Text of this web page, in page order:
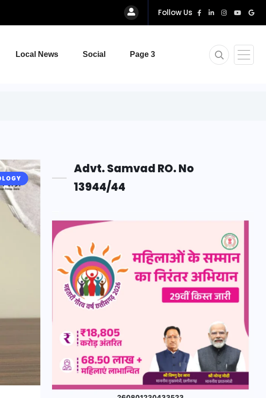
Follow Us
Local News Social Page 3
Advt. Samvad RO. No
13944/44